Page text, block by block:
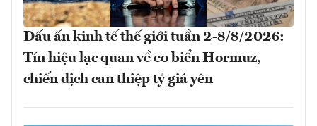
Dấu ấn kinh tế thế giới tuần 2-8/8/2026:
Tín hiệu lạc quan về eo biển Hormuz,
chiến dịch can thiệp tỷ giá yên